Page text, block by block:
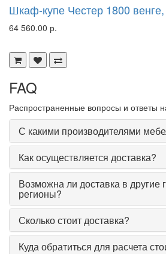
Шкаф-купе Честер 1800
64 560.00 р.
FAQ
Распространенные вопросы и ответы
С какими производителями
Как осуществляется доставка?
Возможна ли доставка в другие
регионы?
Сколько стоит доставка?
Куда обратиться для расчета